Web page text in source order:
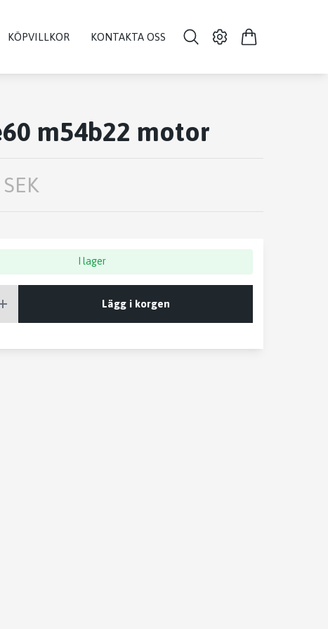
KÖPVILLKOR KONTAKTA OSS
m54b22 motor
I lager
Lägg i korgen